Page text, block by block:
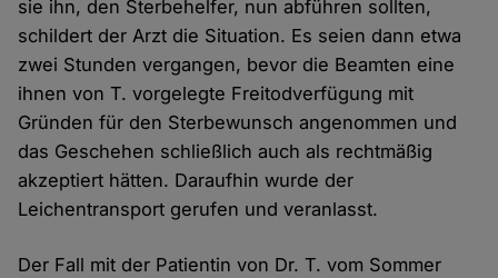
sie ihn, den Sterbehelfer, nun abführen sollten,
schildert der Arzt die Situation. Es seien dann etwa
zwei Stunden vergangen, bevor die Beamten eine
ihnen von T. vorgelegte Freitodverfügung mit
Gründen für den Sterbewunsch angenommen und
das Geschehen schließlich auch als rechtmäßig
akzeptiert hätten. Daraufhin wurde der
Leichentransport gerufen und veranlasst.
Der Fall mit der Patientin von Dr. T. vom Sommer